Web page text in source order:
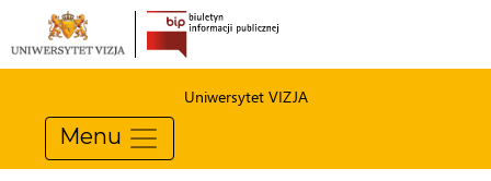
Uniwersytet VIZJA
Menu